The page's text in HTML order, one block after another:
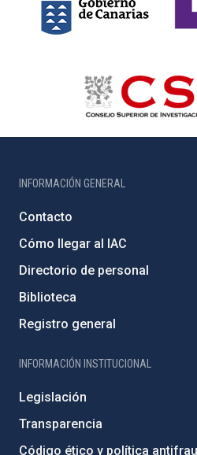
INFORMACIÓN GENERAL
Contacto
Cómo llegar al IAC
Directorio de personal
Biblioteca
Registro general
INFORMACIÓN INSTITUCIONAL
Legislación
Transparencia
Código ético y política